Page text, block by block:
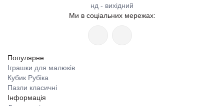
нд - вихідний
Ми в соціальних мережах:
Популярне
Іграшки для малюків
Кубик Рубіка
Пазли класичні
Інформація